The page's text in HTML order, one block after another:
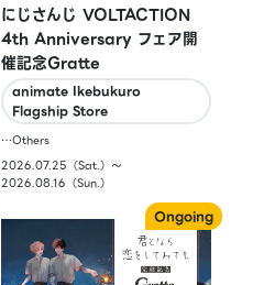
にじさんじ VOLTACTION
4th Anniversary フェア開
催記念Gratte
animate Ikebukuro
Flagship Store
…Others
2026.07.25（Sat.）〜
2026.08.16（Sun.）